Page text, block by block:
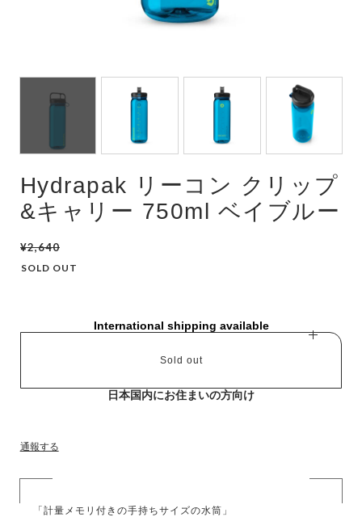
Hydrapak リーコン クリップ
&キャリー 750ml ベイブルー
¥2,640
SOLD OUT
International shipping available
Sold out
日本国内にお住まいの方向け
通報する
「計量メモリ付きの手持ちサイズの水筒」